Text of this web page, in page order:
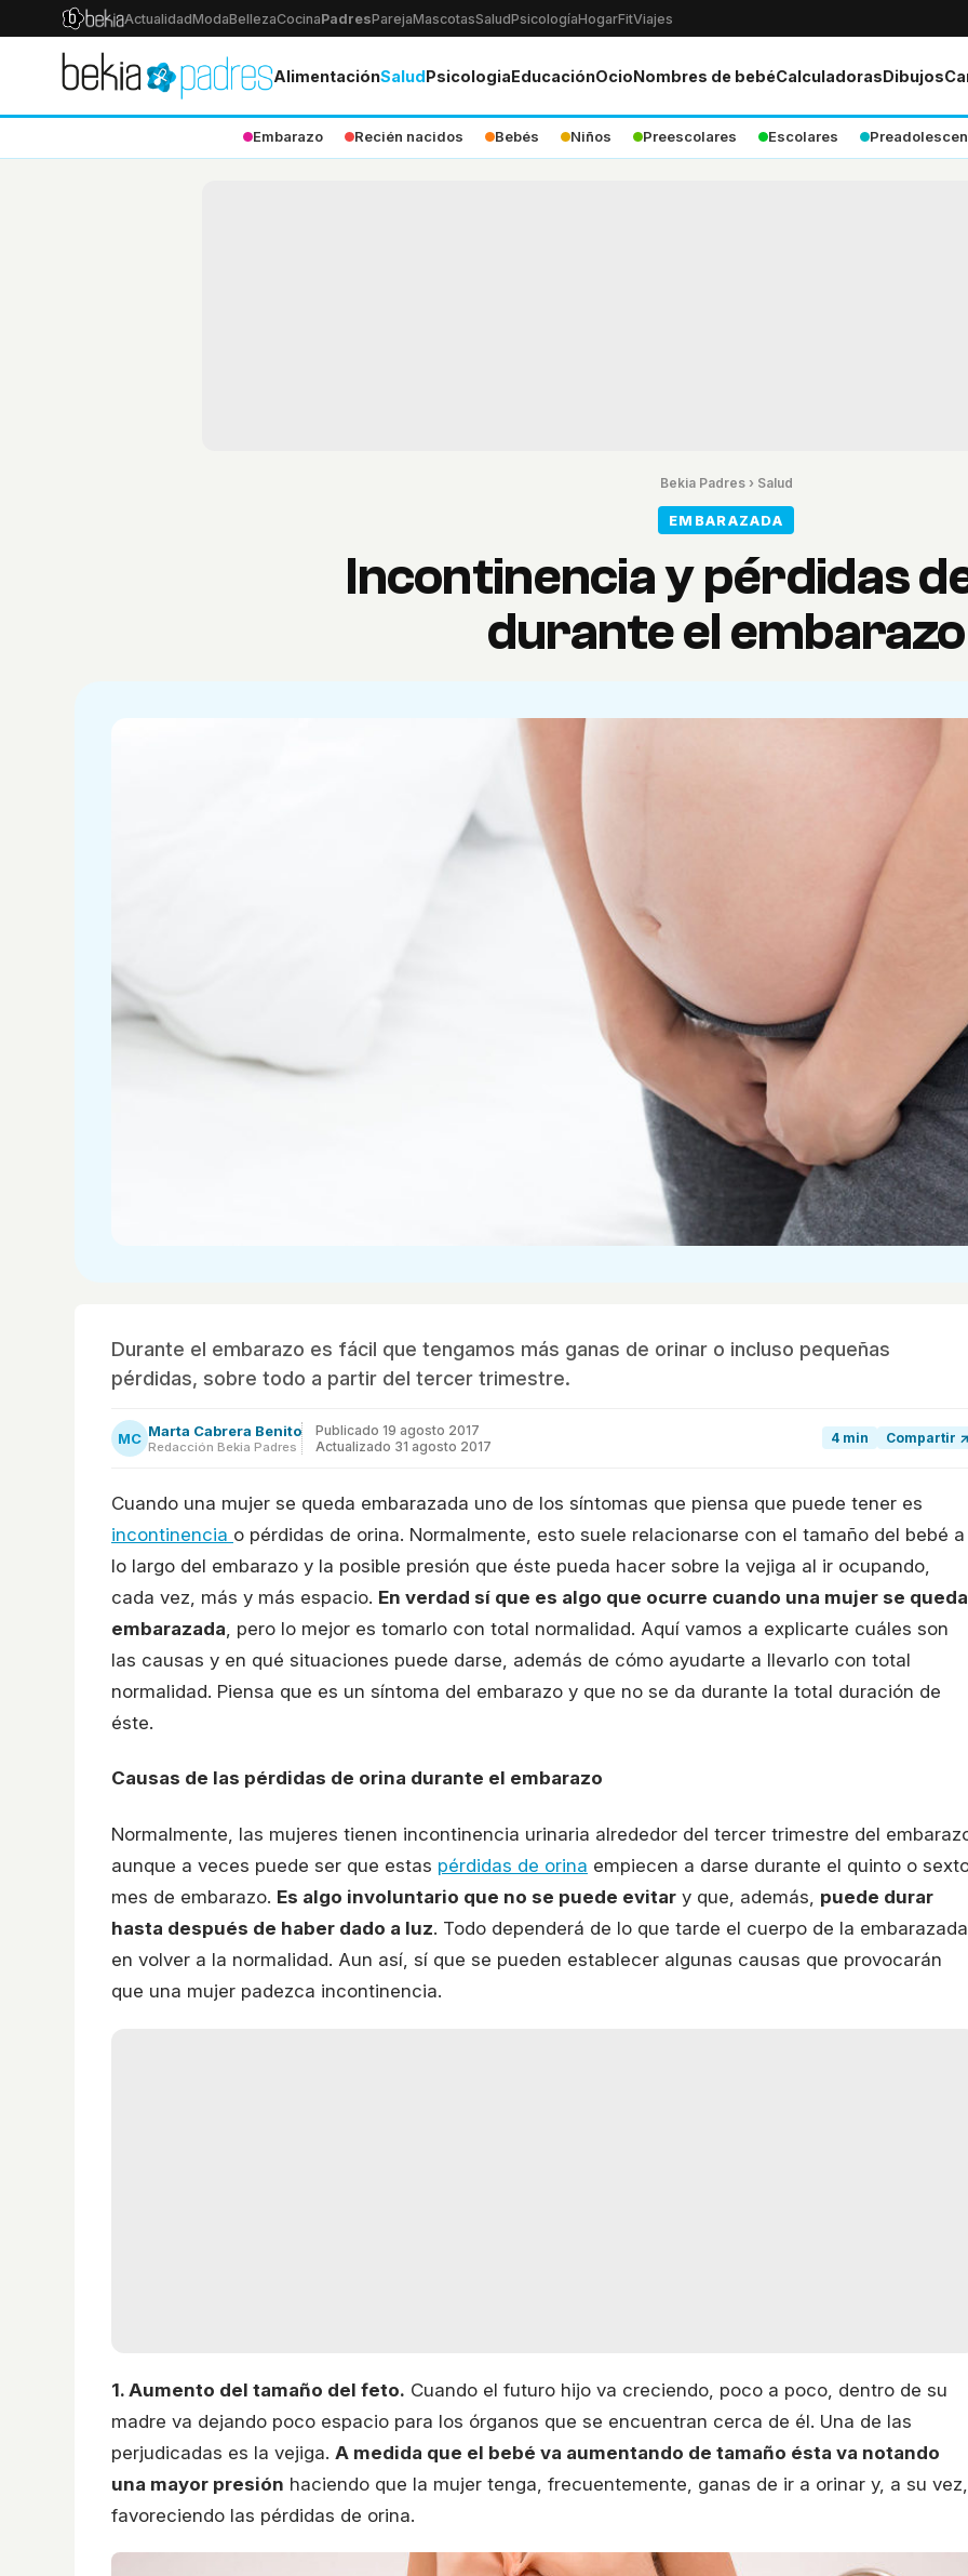
ActualidadModaBellezaCocinaPadresParejaMascotasSaludPsicologíaHogarFitViajes
AlimentaciónSaludPsicologiaEducaciónOcioNombres de bebéCalculadorasDibujos
Embarazo Recién nacidos Bebés Niños Preescolares Escolares
Bekia Padres› Salud
EMBARAZADA
Incontinencia y pérdidas
durante el embarazo
Durante el embarazo es fácil que tengamos más ganas de orinar o incluso pequeñas
pérdidas, sobre todo a partir del tercer trimestre.
MC Marta Cabrera Benito
Redacción Bekia Padres
Publicado 19 agosto 2017
Actualizado 31 agosto 2017
4 min Compartir ↗
Cuando una mujer se queda embarazada uno de los síntomas que piensa que puede tener es
incontinencia o pérdidas de orina. Normalmente, esto suele relacionarse con el tamaño del bebé a
lo largo del embarazo y la posible presión que éste pueda hacer sobre la vejiga al ir ocupando,
cada vez, más y más espacio. En verdad sí que es algo que ocurre cuando una mujer se queda
embarazada , pero lo mejor es tomarlo con total normalidad. Aquí vamos a explicarte cuáles son
las causas y en qué situaciones puede darse, además de cómo ayudarte a llevarlo con total
normalidad. Piensa que es un síntoma del embarazo y que no se da durante la total duración de
éste.
Causas de las pérdidas de orina durante el embarazo
Normalmente, las mujeres tienen incontinencia urinaria alrededor del tercer trimestre del
aunque a veces puede ser que estas pérdidas de orina empiecen a darse durante el quinto o
mes de embarazo. Es algo involuntario que no se puede evitar y que, además, puede durar
hasta después de haber dado a luz. Todo dependerá de lo que tarde el cuerpo de la embarazada
en volver a la normalidad. Aun así, sí que se pueden establecer algunas causas que provocarán
que una mujer padezca incontinencia.
1. Aumento del tamaño del feto. Cuando el futuro hijo va creciendo, poco a poco, dentro de su
madre va dejando poco espacio para los órganos que se encuentran cerca de él. Una de las
perjudicadas es la vejiga. A medida que el bebé va aumentando de tamaño ésta va notando
una mayor presión haciendo que la mujer tenga, frecuentemente, ganas de ir a orinar y, a su vez,
favoreciendo las pérdidas de orina.